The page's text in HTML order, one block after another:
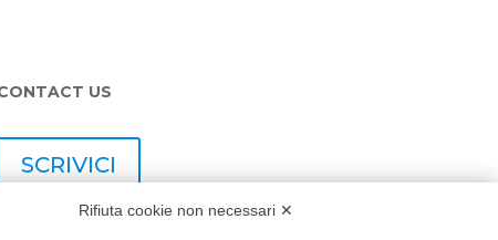
US
SCRIVICI
Rifiuta cookie non necessari ✕